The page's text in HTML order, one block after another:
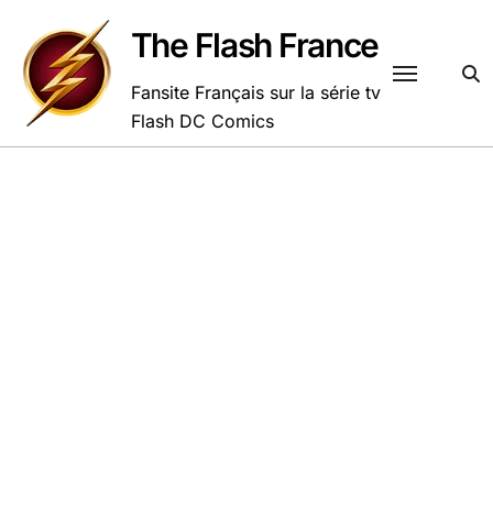
contenu
The Flash France
Fansite Français sur la série tv
Flash DC Comics